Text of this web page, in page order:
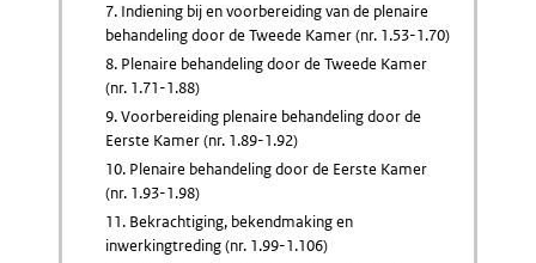
7. Indiening bij en voorbereiding van de plenaire
behandeling door de Tweede Kamer (nr. 1.53-1.70)
8. Plenaire behandeling door de Tweede Kamer
(nr. 1.71-1.88)
9. Voorbereiding plenaire behandeling door de
Eerste Kamer (nr. 1.89-1.92)
10. Plenaire behandeling door de Eerste Kamer
(nr. 1.93-1.98)
11. Bekrachtiging, bekendmaking en
inwerkingtreding (nr. 1.99-1.106)